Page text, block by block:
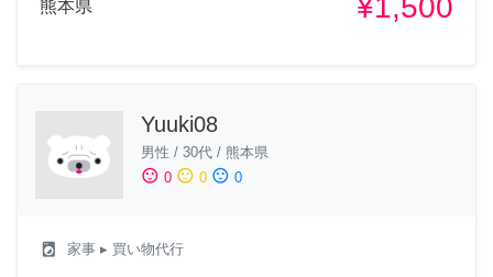
熊本県 ¥1,500
Yuuki08
男性 / 30代 / 熊本県
sentiment_satisfied 0 sentiment_neutral 0 sentiment_dissatisfied 0
local_laundry_service 家事 ▸ 買い物代行